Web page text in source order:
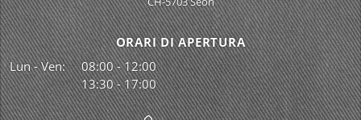
ORARI DI APERTURA
Lun - Ven:
08:00 - 12:00
13:30 - 17:00